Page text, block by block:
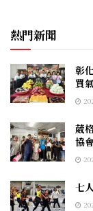
熱門新聞
彰
買
葳
協
七